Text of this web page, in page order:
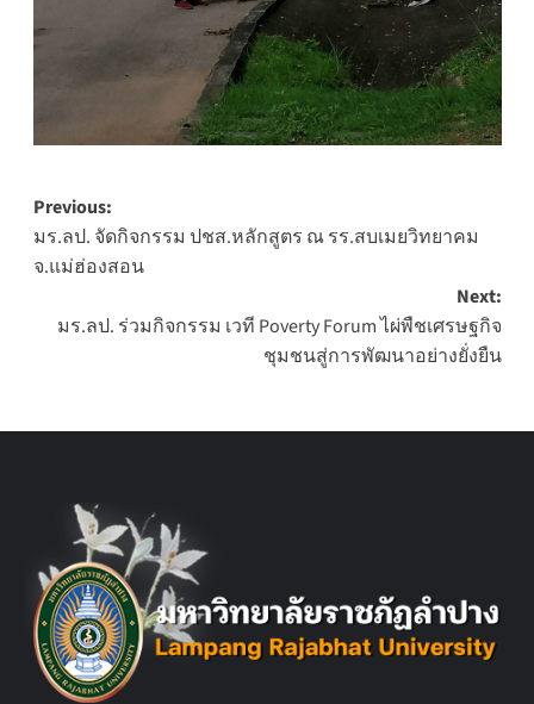
Post
navigation
Previous:
มร.ลป. จัดกิจกรรม ปชส.หลักสูตร ณ รร.สบเมยวิทยาคม
จ.แม่ฮ่องสอน
Next:
มร.ลป. ร่วมกิจกรรม เวที Poverty Forum ไผ่พืชเศรษฐกิจ
ชุมชนสู่การพัฒนาอย่างยั่งยืน